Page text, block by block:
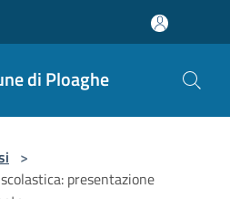
di Ploaghe
>
presentazione